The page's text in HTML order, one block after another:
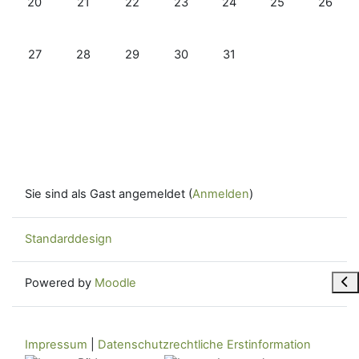
Keine Termine, Montag, 27. Juli
27 Keine Termine, Dienstag, 28. Juli
28 Keine Termine, Mittwoch, 29. Juli
29 Keine Termine, Donnerstag, 30.
30 Keine Termine, Freitag,
31
Sie sind als Gast angemeldet (Anmelden)
Standarddesign
Powered by Moodle
Impressum Datenschutzrechtliche Erstinformation